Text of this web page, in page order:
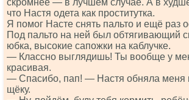
скромнее — в лучшем случае. А в
что Настя одета как проститутка.
Я помог Насте снять пальто и ещё раз
Под пальто на ней был обтягивающий
юбка, высокие сапожки на каблучке.
— Классно выглядишь! Ты вообще у
красивая.
— Спасибо, пап! — Настя обняла меня
щёку.